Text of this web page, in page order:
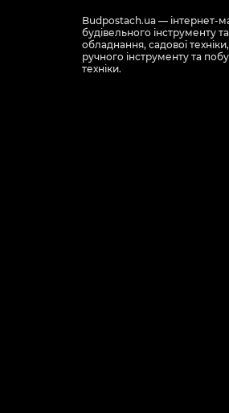
Budpostach.ua — інтернет-
будівельного інструменту та
обладнання, садової
ручного інструменту та
техніки.